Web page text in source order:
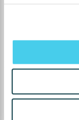
materiale de
urmatoarele conditii:
au obtinut o
Olimpiadei
au participat in
primii 50%